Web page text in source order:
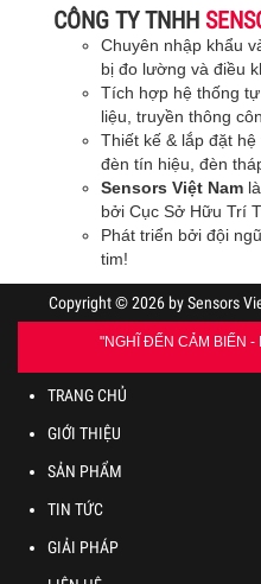
CÔNG TY TNHH
Chuyên nhập khẩu
bị đo lường và điều
Tích hợp hệ thống
liệu, truyền thông
Thiết kế & lắp đặt
đèn tín hiệu, đèn
Sensors Việt Nam
bởi Cục Sở Hữu Trí
Phát triển bởi đội
tim!
Copyright © 2026 by Sensors
"NGHĨ ĐẾN CẢM BIẾN -
TRANG CHỦ
GIỚI THIỆU
SẢN PHẨM
TIN TỨC
GIẢI PHÁP